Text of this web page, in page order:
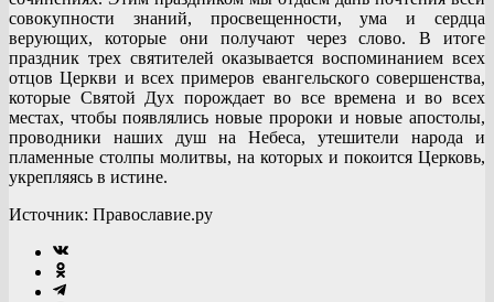
совокупности знаний, просвещенности, ума и сердца
верующих, которые они получают через слово. В итоге
праздник трех святителей оказывается воспоминанием всех
отцов Церкви и всех примеров евангельского совершенства,
которые Святой Дух порождает во все времена и во всех
местах, чтобы появлялись новые пророки и новые апостолы,
проводники наших душ на Небеса, утешители народа и
пламенные столпы молитвы, на которых и покоится Церковь,
укрепляясь в истине.
Источник: Православие.ру